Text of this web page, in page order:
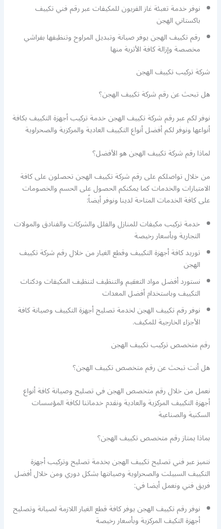
نوفر خدمة تعبئة غاز الفريون للمكيفات عبر رقم فني تكييف
باكستاني الهجن
رقم تكييف الهجن يوفر صيانة وتبديل المراوح وتنظيفها بفراشي
مخصصة وإزالة كافة الأتربة منها
شركة تركيب تكييف الهجن
هل تبحث عن رقم شركة تكييف الهجن؟
نوفر لكم عبر رقم شركة تكييف الهجن خدمة تركيب أجهزة التكييف بكافة
أنواعها ونوفر لكم أفضل أنواع التكييف العادية والمركزية والصحراوية
لماذا رقم شركة تكييف الهجن هو الأفضل؟
من خلال تواصلكم على رقم شركة تكييف الهجن تحصلون على كافة
الامتيازات والخدمات كما يمكنكم الحصول على الحسم والخصومات
على كافة الخدمات المتاحة لدينا ونوفر أيضاً:
خدمة تركيب مكيفات للمنازل والفلل والشركات والفنادق والمولات
التجارية وبأسعار رخيصة
توريد كافة أجهزة التكييف وقطع الغيار من خلال رقم شركة تكييف
الهجن
نستورد أفضل مواد التعقيم والتنظيف لتنظيف المكيفات ودكتات
التكييف وباستخدام أفضل المعدات
نوفر رقم تكييف الهجن لخدمة تصليح أجهزة التكييف وصيانة كافة
الأجزاء الخارجية للمكيف.
رقم متخصص تركيب تكييف الهجن
هل أنت تبحث عن رقم متخصص تكييف الهجن؟
نعمل من خلال رقم متخصص الهجن في تصليح وصيانة كافة أنواع
أجهزة التكييف المركزية والعادية ونقدم خدماتنا لكافة المؤسسات
السكنية والصناعية
بماذا يمتاز رقم متخصص تكييف الهجن؟
نتميز عبر فني تصليح تكييف الهجن بخدمة تصليح وتركيب أجهزة
التكييف السبيلت والصحراوية وصيانتها بشكل دوري ومن خلال أفضل
فريق فني ونعمل أيضا في:
نوفر رقم تكييف الهجن يوفر كافة قطع الغيار اللازمة لصيانة وتصليح
أجهزة التكيف المركزية وبأسعار رخيصة